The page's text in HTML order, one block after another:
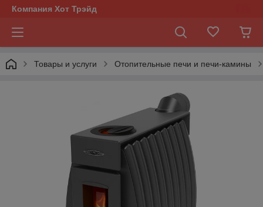
Компания Хот Трэйд
Товары и услуги Отопительные печи и печи-камины